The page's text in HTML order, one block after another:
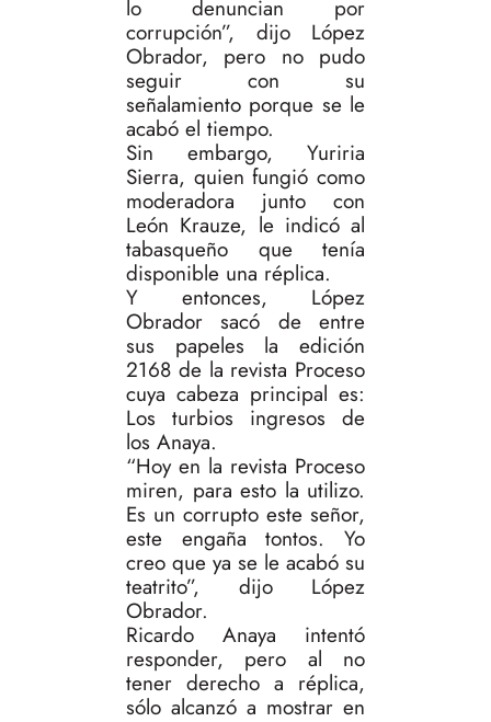
lo denuncian por
corrupción”, dijo López
Obrador, pero no pudo
seguir con su
señalamiento porque se le
acabó el tiempo.
Sin embargo, Yuriria
Sierra, quien fungió como
moderadora junto con
León Krauze, le indicó al
tabasqueño que tenía
disponible una réplica.
Y entonces, López
Obrador sacó de entre
sus papeles la edición
2168 de la revista Proceso
cuya cabeza principal es:
Los turbios ingresos de
los Anaya.
“Hoy en la revista Proceso
miren, para esto la utilizo.
Es un corrupto este señor,
este engaña tontos. Yo
creo que ya se le acabó su
teatrito”, dijo López
Obrador.
Ricardo Anaya intentó
responder, pero al no
tener derecho a réplica,
sólo alcanzó a mostrar en